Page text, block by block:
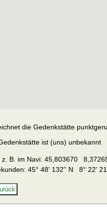
die Gedenkstätte
ist (uns) unbekannt
B. im Navi: 45,803670
45° 48' 132'' N 8° 22'